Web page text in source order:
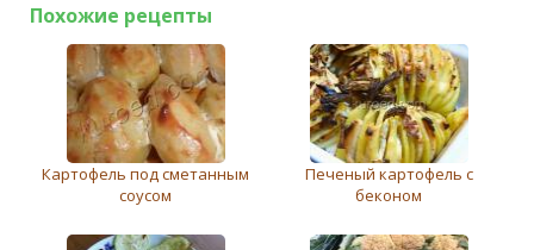
Похожие рецепты
Картофель под сметанным
соусом
Печеный картофель с
беконом